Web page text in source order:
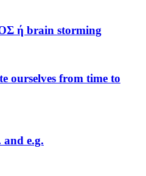
ή brain storming
ourselves from time to
and e.g.